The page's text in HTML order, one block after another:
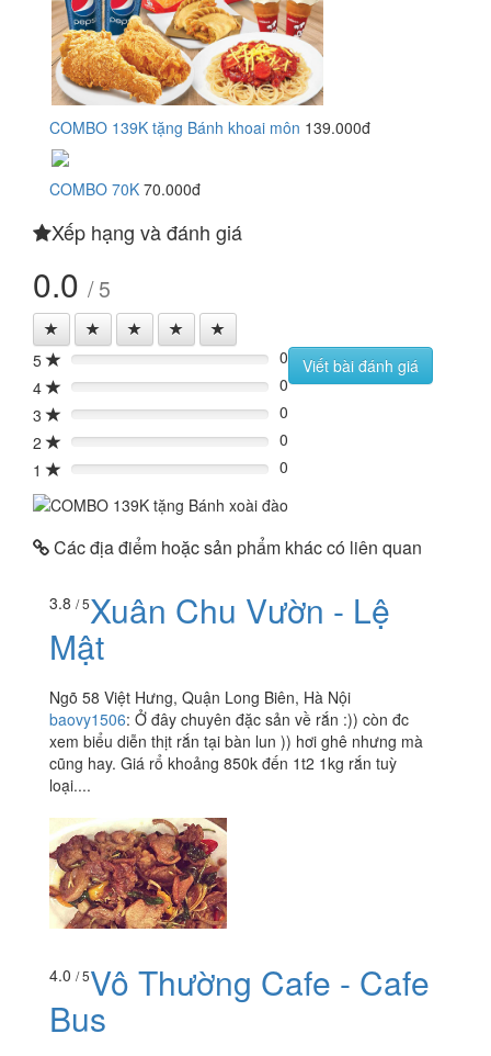
COMBO 139K tặng Bánh khoai môn 139.000đ
COMBO 70K 70.000đ
Xếp hạng và đánh giá
0.0 / 5
5 0%
0
4
0%
0
3
0%
0
2
0%
0
1
0% 0
Viết bài đánh giá
Các địa điểm hoặc sản phẩm khác có liên quan
3.8 / 5Xuân Chu Vườn - Lệ
Mật
Ngõ 58 Việt Hưng, Quận Long Biên, Hà Nội
baovy1506: Ở đây chuyên đặc sản về rắn :)) còn đc
xem biểu diễn thịt rắn tại bàn lun )) hơi ghê nhưng mà
cũng hay. Giá rổ khoảng 850k đến 1t2 1kg rắn tuỳ
loại....
4.0 / 5Vô Thường Cafe - Cafe
Bus